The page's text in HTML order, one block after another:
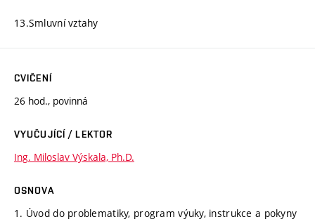
13.Smluvní vztahy
CVIČENÍ
26 hod., povinná
VYUČUJÍCÍ / LEKTOR
Ing. Miloslav Výskala, Ph.D.
OSNOVA
1. Úvod do problematiky, program výuky, instrukce a pokyny